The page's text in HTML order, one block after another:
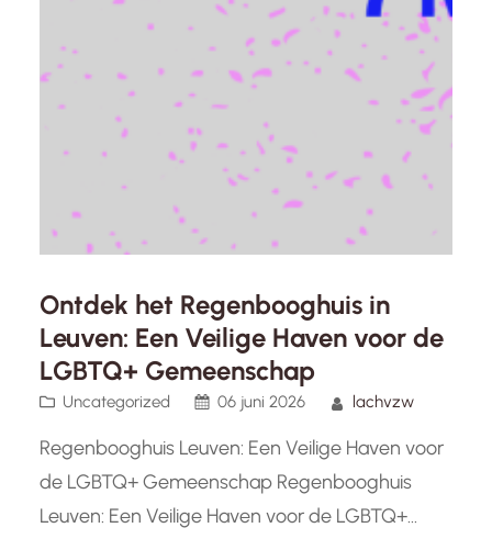
Ontdek het Regenbooghuis in
Leuven: Een Veilige Haven voor de
LGBTQ+ Gemeenschap
Uncategorized 06 juni 2026 lachvzw
Regenbooghuis Leuven: Een Veilige Haven voor
de LGBTQ+ Gemeenschap Regenbooghuis
Leuven: Een Veilige Haven voor de LGBTQ+